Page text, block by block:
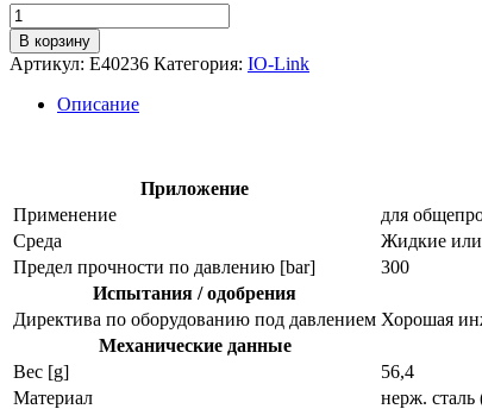
Количество
товара
Вворачиваемый
адаптер
датчиков
В корзину
Артикул: E40236 Категория: IO-Link
Описание
Приложение
Применение
для
Среда
Жидкие или
Предел прочности по давлению [bar]
300
Испытания / одобрения
Директива по оборудованию под давлением Хорошая
Механические данные
Вес [g]
56,4
Материал
нерж.